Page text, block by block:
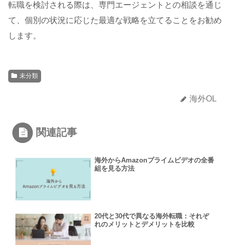
転職を検討される際は、専門エージェントとの相談を通じ
て、個別の状況に応じた最適な戦略を立てることをお勧め
します。
未分類
海外OL
関連記事
海外からAmazonプライムビデオの全番
組を見る方法
20代と30代で異なる海外転職：それぞ
れのメリットとデメリットを比較